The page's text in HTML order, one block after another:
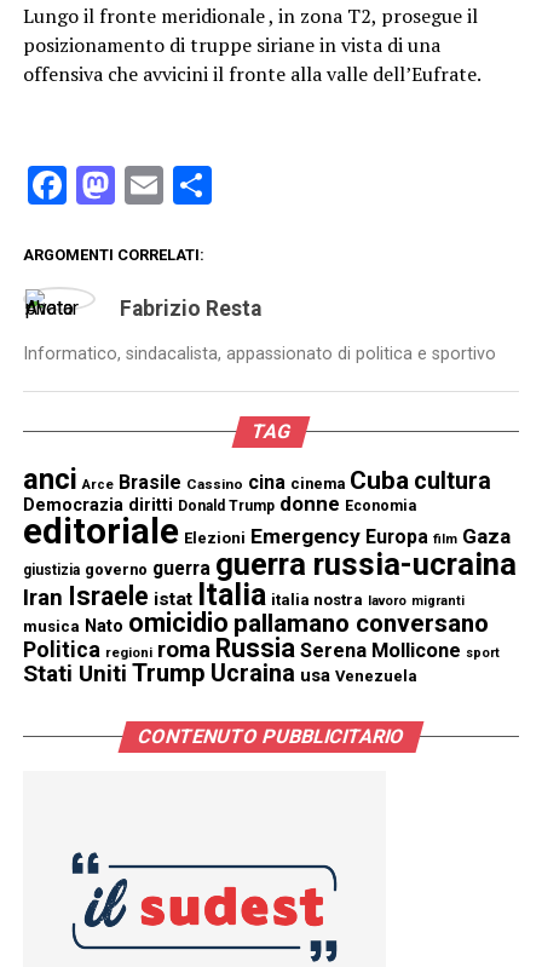
Lungo il fronte meridionale , in zona T2, prosegue il
posizionamento di truppe siriane in vista di una
offensiva che avvicini il fronte alla valle dell’Eufrate.
Facebook
Mastodon
EmailCondividi
ARGOMENTI CORRELATI:
Fabrizio Resta
Informatico, sindacalista, appassionato di politica e sportivo
TAG
anci Arce Brasile Cassino cina cinema Cuba cultura
Democrazia diritti Donald Trump donne Economia
editoriale Elezioni Emergency Europa film Gaza
giustizia governo guerra guerra russia-ucraina
Iran Israele istat Italia italia nostra lavoro migranti
musica Nato omicidio pallamano conversano
Politica regioni roma Russia Serena Mollicone sport
Stati Uniti Trump Ucraina usa Venezuela
CONTENUTO PUBBLICITARIO